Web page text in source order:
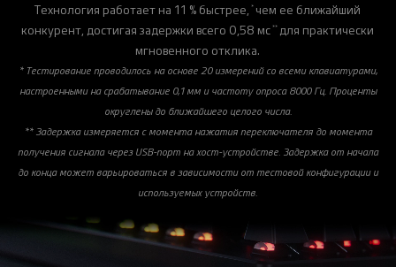
Технология работает на 11 % быстрее, * чем ее ближайший
конкурент, достигая задержки всего 0,58 мс ** для практически
мгновенного отклика.
* Тестирование проводилось на основе 20 измерений со всеми клавиатурами,
настроенными на срабатывание 0,1 мм и частоту опроса 8000 Гц. Проценты
округлены до ближайшего целого числа.
** Задержка измеряется с момента нажатия переключателя до момента
получения сигнала через USB-порт на хост-устройстве. Задержка от начала
до конца может варьироваться в зависимости от тестовой конфигурации и
используемых устройств.